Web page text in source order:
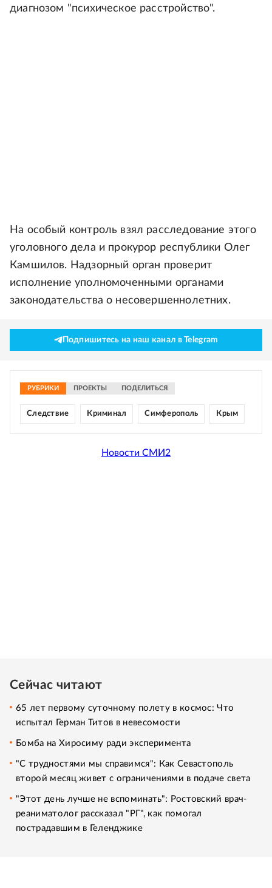
диагнозом "психическое расстройство".
На особый контроль взял расследование этого
уголовного дела и прокурор республики Олег
Камшилов. Надзорный орган проверит
исполнение уполномоченными органами
законодательства о несовершеннолетних.
Подпишитесь на наш канал в Telegram
РУБРИКИ ПРОЕКТЫ ПОДЕЛИТЬСЯ
Следствие Криминал Симферополь Крым
Новости СМИ2
Сейчас читают
65 лет первому суточному полету в космос: Что
испытал Герман Титов в невесомости
Бомба на Хиросиму ради эксперимента
"С трудностями мы справимся": Как Севастополь
второй месяц живет с ограничениями в подаче света
"Этот день лучше не вспоминать": Ростовский врач-
реаниматолог рассказал "РГ", как помогал
пострадавшим в Геленджике